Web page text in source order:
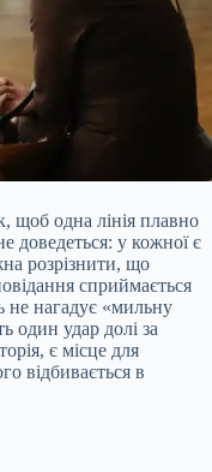
щоб одна лінія плавно
доведеться: у кожної є
розрізнити, що
сприймається
не нагадує «мильну
один удар долі за
є місце для
відбивається в